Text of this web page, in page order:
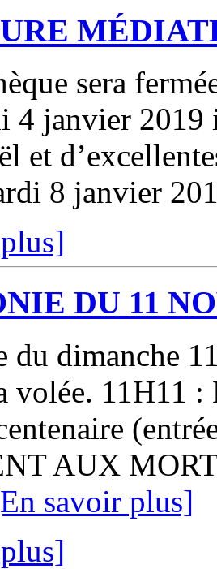
sera
4 janvier
et
8 janvier
DU 11
du dimanche
volée. 11H11
AUX
savoir plus]